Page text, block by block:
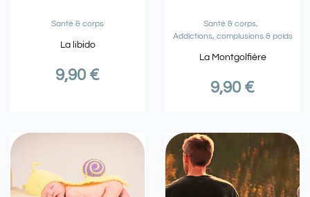
Santé & corps
La libido
9,90 €
Santé & corps
Addictions, complusions & poids
La Montgolfière
9,90 €